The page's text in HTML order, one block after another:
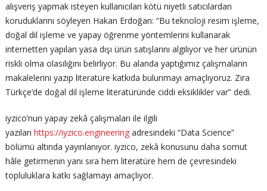
alışveriş yapmak isteyen kullanıcıları kötü niyetli satıcılardan
koruduklarını söyleyen Hakan Erdoğan: “Bu teknoloji resim işleme,
doğal dil işleme ve yapay öğrenme yöntemlerini kullanarak
internetten yapılan yasa dışı ürün satışlarını algılıyor ve her ürünün
riskli olma olasılığını belirliyor. Bu alanda yaptığımız çalışmaların
makalelerini yazıp literatüre katkıda bulunmayı amaçlıyoruz. Zira
Türkçe’de doğal dil işleme literatüründe ciddi eksiklikler var” dedi.
iyzico’nun yapay zekâ çalışmaları ile ilgili
yazıları https://iyzico.engineeringadresindeki “Data Science”
bölümü altında yayınlanıyor. iyzico, zekâ konusunu daha somut
hâle getirmenin yanı sıra hem literatüre hem de çevresindeki
topluluklara katkı sağlamayı amaçlıyor.